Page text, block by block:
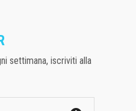
settimana, iscriviti alla